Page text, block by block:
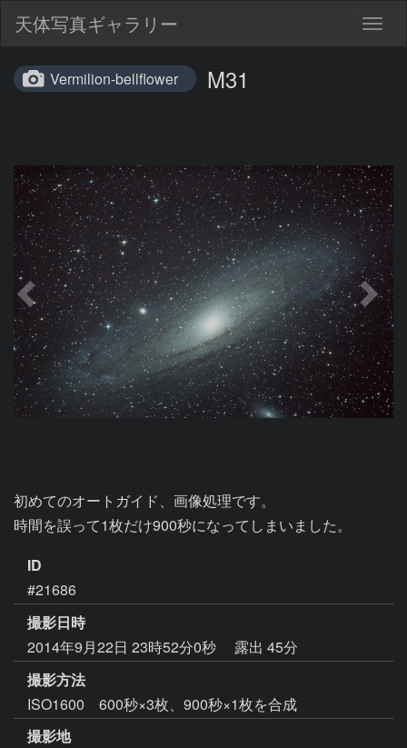
天体写真ギャラリー
Vermilion-bellflower M31
初めてのオートガイド、画像処理です。
時間を誤って1枚だけ900秒になってしまいました。
ID
#21686
撮影日時
2014年9月22日 23時52分0秒
露出 45分
撮影方法
ISO1600 600秒×3枚、900秒×1枚を合成
撮影地